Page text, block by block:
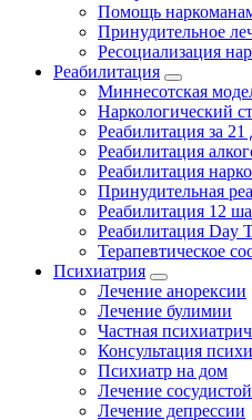
Помощь
Принудительное
Ресоциализация
Реабилитация
Миннесотская
Наркологический
Реабилитация за 21
Реабилитация
Реабилитация
Принудительная
Реабилитация 12
Реабилитация Day
Терапевтическое
Психиатрия
Лечение анорексии
Лечение булимии
Частная
Консультация
Психиатр на дом
Лечение
Лечение депрессии